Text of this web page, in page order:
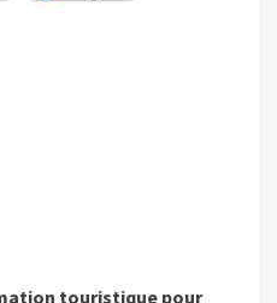
touristique pour